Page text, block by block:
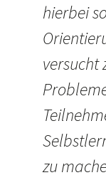
hierbei
versucht
zu